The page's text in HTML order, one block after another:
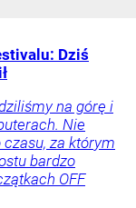
Dziś
na górę i
Nie
za którym
bardzo
OFF